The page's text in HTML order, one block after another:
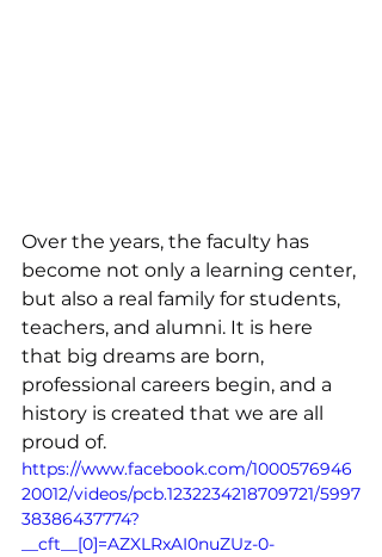
Over the years, the faculty has
become not only a learning center,
but also a real family for students,
teachers, and alumni. It is here
that big dreams are born,
professional careers begin, and a
history is created that we are all
proud of.
https://www.facebook.com/1000576946
20012/videos/pcb.1232234218709721/5997
38386437774?
__cft__[0]=AZXLRxAI0nuZUz-0-